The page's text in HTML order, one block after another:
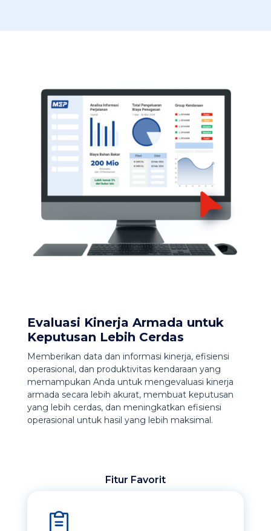
Evaluasi Kinerja Armada untuk
Keputusan Lebih Cerdas
Memberikan data dan informasi kinerja, efisiensi
operasional, dan produktivitas kendaraan yang
memampukan Anda untuk mengevaluasi kinerja
armada secara lebih akurat, membuat keputusan
yang lebih cerdas, dan meningkatkan efisiensi
operasional untuk hasil yang lebih maksimal.
Fitur Favorit